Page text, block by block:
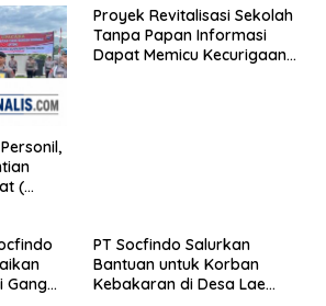
Terhadap Wartawan Diminta
APH Lidik Anggaran
(
Proyek Revitalisasi Sekolah
Tanpa Papan Informasi
Dapat Memicu Kecurigaan
Gang
PT Socfindo Salurkan
Bantuan untuk Korban
Kebakaran di Desa Lae